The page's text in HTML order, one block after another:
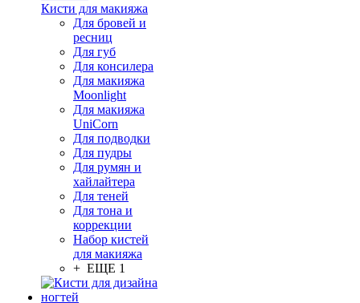
Кисти для макияжа
Для бровей и
ресниц
Для губ
Для консилера
Для макияжа
Moonlight
Для макияжа
UniCorn
Для подводки
Для пудры
Для румян и
хайлайтера
Для теней
Для тона и
коррекции
Набор кистей
для макияжа
+ ЕЩЕ 1